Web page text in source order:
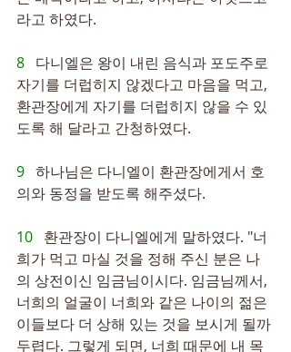
라고 하였다.
8 다니엘은 왕이 내린 음식과 포도주로
자기를 더럽히지 않겠다고 마음을 먹고,
환관장에게 자기를 더럽히지 않을 수 있
도록 해 달라고 간청하였다.
9 하나님은 다니엘이 환관장에게서 호
의와 동정을 받도록 해주셨다.
10 환관장이 다니엘에게 말하였다. "너
희가 먹고 마실 것을 정해 주신 분은 나
의 상전이신 임금님이시다. 임금님께서,
너희의 얼굴이 너희와 같은 나이의 젊은
이들보다 더 상해 있는 것을 보시게 될까
두렵다. 그렇게 되면, 너희 때문에 내 목